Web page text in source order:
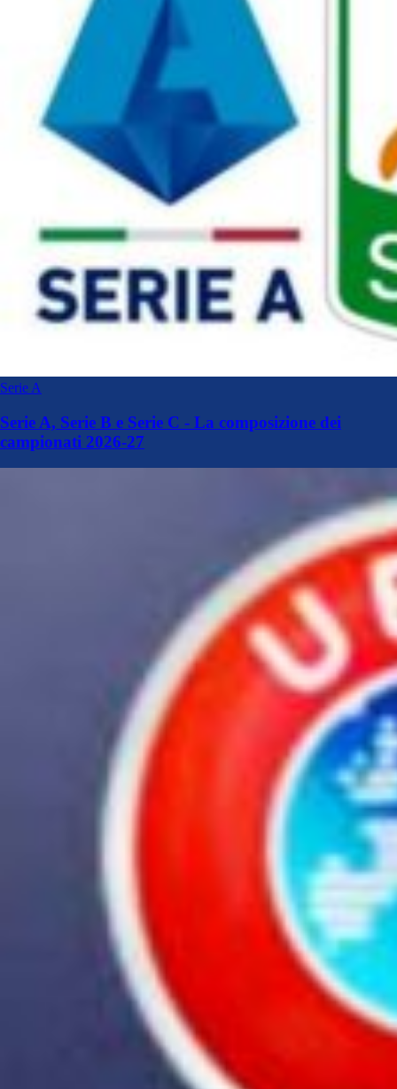
Serie A
Serie A, Serie B e Serie C - La composizione dei
campionati 2026-27